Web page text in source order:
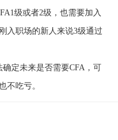
级或者2级，也需要加入
入职场的新人来说3级通过
定未来是否需要CFA，可
不吃亏。